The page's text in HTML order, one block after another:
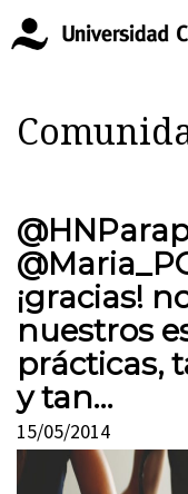
¡gracias!
nuestros
prácticas,
y tan…
15/05/2014